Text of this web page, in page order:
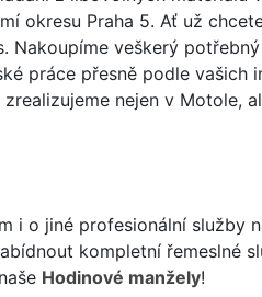
okresu Praha 5. Ať už
Nakoupíme veškerý
práce přesně podle vašich
nejen v Motole,
i o jiné profesionální služby
kompletní řemeslné
Hodinové manžely!